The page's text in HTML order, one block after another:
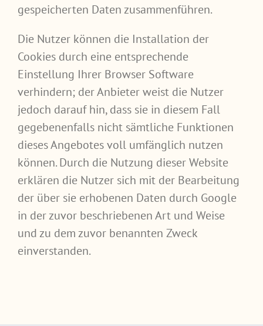
gespeicherten Daten zusammenführen.
Die Nutzer können die Installation der
Cookies durch eine entsprechende
Einstellung Ihrer Browser Software
verhindern; der Anbieter weist die Nutzer
jedoch darauf hin, dass sie in diesem Fall
gegebenenfalls nicht sämtliche Funktionen
dieses Angebotes voll umfänglich nutzen
können. Durch die Nutzung dieser Website
erklären die Nutzer sich mit der Bearbeitung
der über sie erhobenen Daten durch Google
in der zuvor beschriebenen Art und Weise
und zu dem zuvor benannten Zweck
einverstanden.